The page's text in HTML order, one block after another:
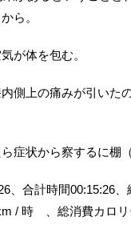
ら。
が体を包む。
側上の痛みが引いた
症状から察するに棚
、合計時間00:15:26
/ 時 、総消費カロ